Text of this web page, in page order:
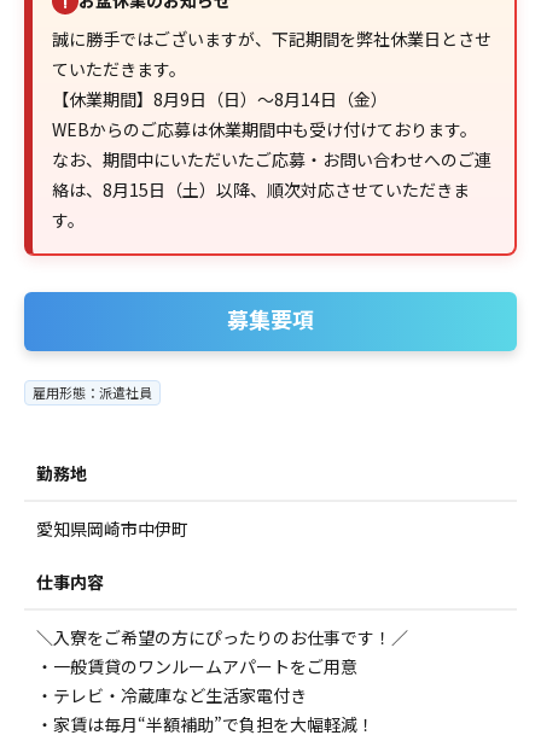
誠に勝手ではございますが、下記期間を弊社休業日とさせ
ていただきます。
【休業期間】8月9日（日）～8月14日（金）
WEBからのご応募は休業期間中も受け付けております。
なお、期間中にいただいたご応募・お問い合わせへのご連
絡は、8月15日（土）以降、順次対応させていただきま
す。
募集要項
雇用形態：派遣社員
勤務地
愛知県岡崎市中伊町
仕事内容
＼入寮をご希望の方にぴったりのお仕事です！／
・一般賃貸のワンルームアパートをご用意
・テレビ・冷蔵庫など生活家電付き
・家賃は毎月“半額補助”で負担を大幅軽減！